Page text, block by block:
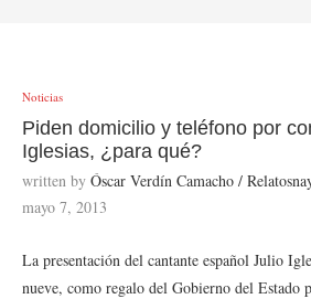
Noticias
Piden domicilio y teléfono por
Iglesias, ¿para qué?
written by Óscar Verdín Camacho /
mayo 7, 2013
La presentación del cantante español Julio
nueve, como regalo del Gobierno del Estado